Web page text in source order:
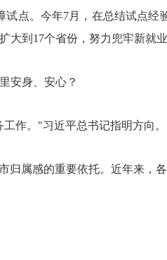
试点。今年7月，在总结试点
到17个省份，努力兜牢新就
安身、安心？
作。"习近平总书记指明方向。
属感的重要依托。近年来，